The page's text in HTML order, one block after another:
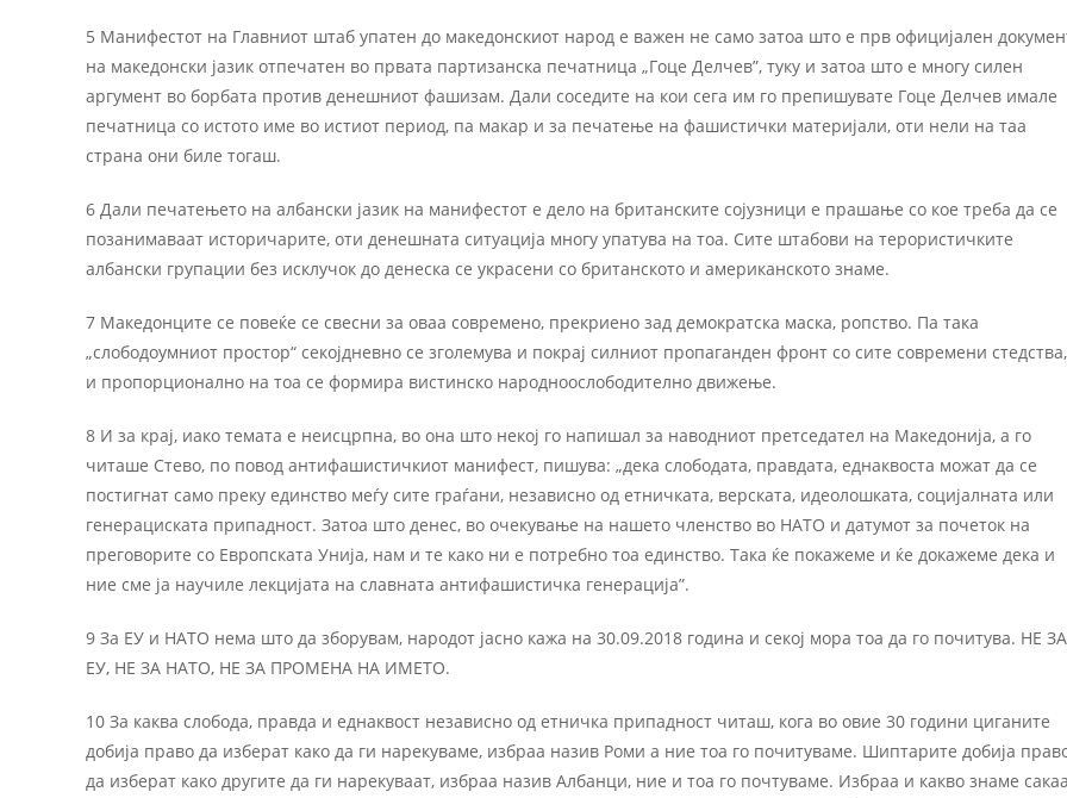
5 Манифестот на Главниот штаб упатен до македонскиот народ е важен не само затоа што е прв официјален
на македонски јазик отпечатен во првата партизанска печатница „Гоце Делчев”, туку и затоа што е многу силен
аргумент во борбата против денешниот фашизам. Дали соседите на кои сега им го препишувате Гоце Делчев имале
печатница со истото име во истиот период, па макар и за печатење на фашистички материјали, оти нели на таа
страна они биле тогаш.
6 Дали печатењето на албански јазик на манифестот е дело на британските сојузници е прашање со кое треба да се
позанимаваат историчарите, оти денешната ситуација многу упатува на тоа. Сите штабови на терористичките
албански групации без исклучок до денеска се украсени со британското и американското знаме.
7 Македонците се повеќе се свесни за оваа современо, прекриено зад демократска маска, ропство. Па така
„слободоумниот простор“ секојдневно се зголемува и покрај силниот пропаганден фронт со сите современи стедства,
и пропорционално на тоа се формира вистинско народноослободително движење.
8 И за крај, иако темата е неисцрпна, во она што некој го напишал за наводниот претседател на Македонија, а го
читаше Стево, по повод антифашистичкиот манифест, пишува: „дека слободата, правдата, еднаквоста можат да се
постигнат само преку единство меѓу сите граѓани, независно од етничката, верската, идеолошката, социјалната или
генерациската припадност. Затоа што денес, во очекување на нашето членство во НАТО и датумот за почеток на
преговорите со Европската Унија, нам и те како ни е потребно тоа единство. Така ќе покажеме и ќе докажеме дека и
ние сме ја научиле лекцијата на славната антифашистичка генерација”.
9 За ЕУ и НАТО нема што да зборувам, народот јасно кажа на 30.09.2018 година и секој мора тоа да го почитува. НЕ ЗА
ЕУ, НЕ ЗА НАТО, НЕ ЗА ПРОМЕНА НА ИМЕТО.
10 За каква слобода, правда и еднаквост независно од етничка припадност читаш, кога во овие 30 години циганите
добија право да изберат како да ги нарекуваме, избраа назив Роми а ние тоа го почитуваме. Шиптарите добија
да изберат како другите да ги нарекуваат, избраа назив Албанци, ние и тоа го почтуваме. Избраа и какво знаме